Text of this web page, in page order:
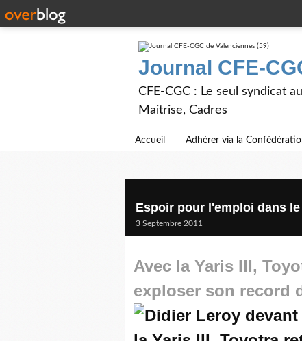
Journal CFE-
CFE-CGC : Le seul syndicat
Maitrise, Cadres
Accueil Adhérer via la
Espoir pour l'emploi dans
3 Septembre 2011
Avec la Yaris III,
exploser son record